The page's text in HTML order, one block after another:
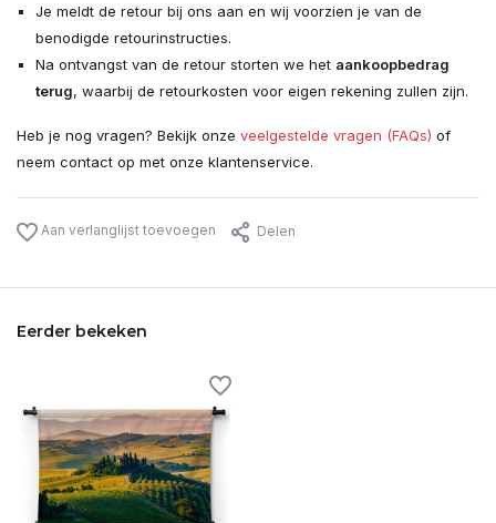
Je meldt de retour bij ons aan en wij voorzien je van de
benodigde retourinstructies.
Na ontvangst van de retour storten we het aankoopbedrag
terug, waarbij de retourkosten voor eigen rekening zullen zijn.
Heb je nog vragen? Bekijk onze veelgestelde vragen (FAQs) of
neem contact op met onze klantenservice.
Aan verlanglijst toevoegen Delen
Eerder bekeken